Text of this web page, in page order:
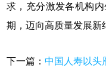
求，充分激发各机构
期，迈向高质量发展新
下一篇：中国人寿以头